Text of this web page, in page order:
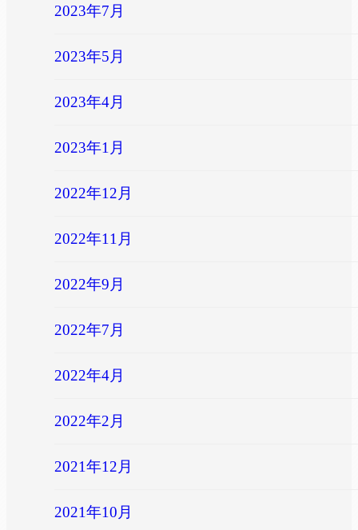
2023年7月
2023年5月
2023年4月
2023年1月
2022年12月
2022年11月
2022年9月
2022年7月
2022年4月
2022年2月
2021年12月
2021年10月